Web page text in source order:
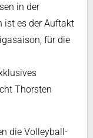
in der
ist es der Auftakt
für die
Thorsten
die Volleyball-